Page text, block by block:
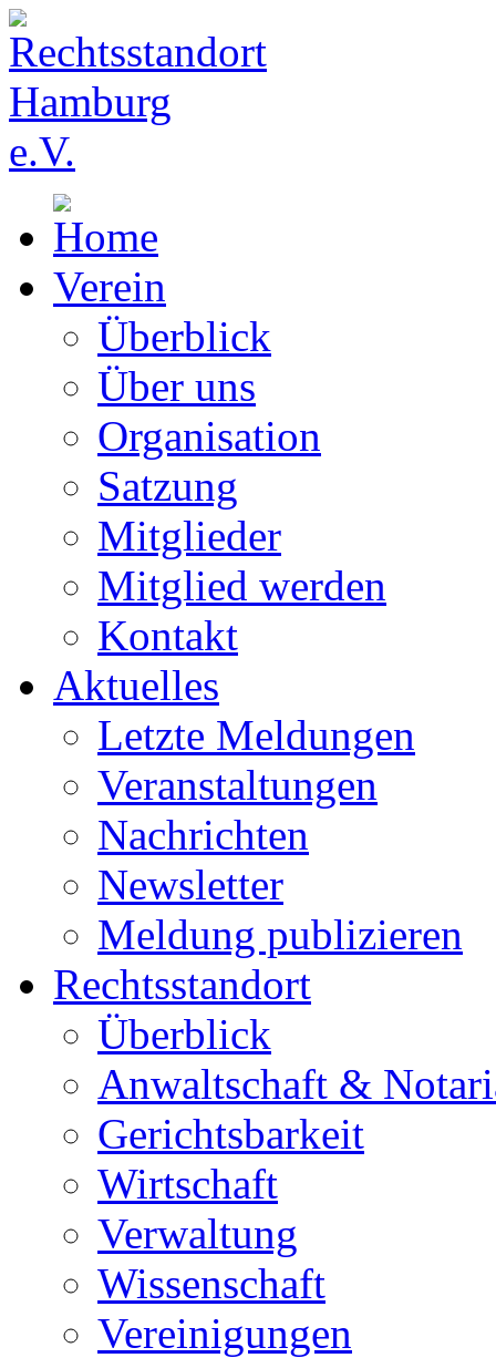
Verein
Überblick
Über uns
Organisation
Satzung
Mitglieder
Mitglied werden
Kontakt
Aktuelles
Letzte Meldungen
Veranstaltungen
Nachrichten
Newsletter
Meldung publizieren
Rechtsstandort
Überblick
Anwaltschaft &
Gerichtsbarkeit
Wirtschaft
Verwaltung
Wissenschaft
Vereinigungen